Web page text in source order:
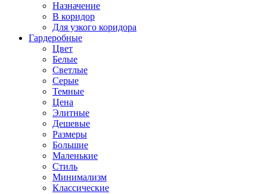
Назначение
В коридор
Для узкого коридора
Гардеробные
Цвет
Белые
Светлые
Серые
Темные
Цена
Элитные
Дешевые
Размеры
Большие
Маленькие
Стиль
Минимализм
Классические